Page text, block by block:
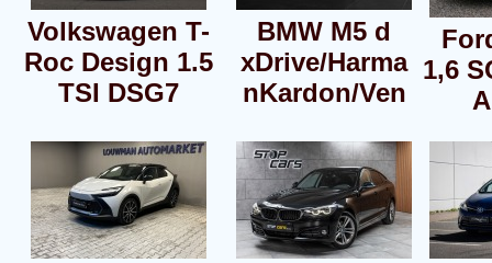
Volkswagen T-
Roc Design 1.5
TSI DSG7
BMW M5 d
xDrive/Harma
nKardon/Ven
1,6